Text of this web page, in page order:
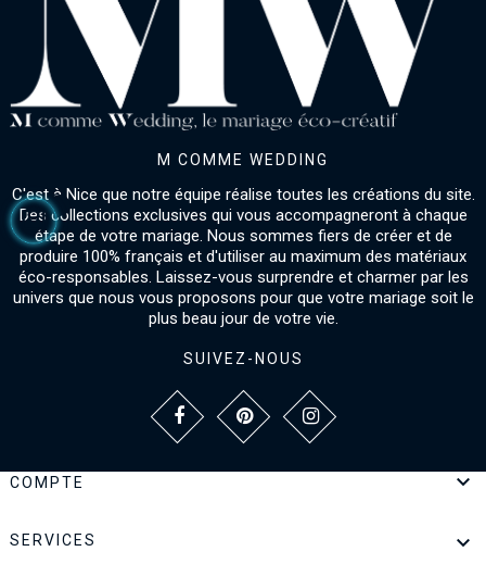
M COMME WEDDING
C'est à Nice que notre équipe réalise toutes les créations du site.
Des collections exclusives qui vous accompagneront à chaque
étape de votre mariage. Nous sommes fiers de créer et de
produire 100% français et d'utiliser au maximum des matériaux
éco-responsables. Laissez-vous surprendre et charmer par les
univers que nous vous proposons pour que votre mariage soit le
plus beau jour de votre vie.
SUIVEZ-NOUS
COMPTE 
SERVICES 